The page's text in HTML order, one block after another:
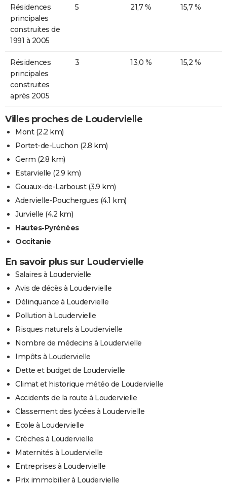
Résidences
principales
construites de
1991 à 2005
5 21,7 % 15,7 %
Résidences
principales
construites
après 2005
3 13,0 % 15,2 %
Villes proches de Loudervielle
Mont(2.2 km)
Portet-de-Luchon (2.8 km)
Germ (2.8 km)
Estarvielle (2.9 km)
Gouaux-de-Larboust(3.9 km)
Adervielle-Pouchergues (4.1 km)
Jurvielle (4.2 km)
Hautes-Pyrénées
Occitanie
En savoir plus sur Loudervielle
Salaires à Loudervielle
Avis de décès à Loudervielle
Délinquance à Loudervielle
Pollution à Loudervielle
Risques naturels à Loudervielle
Nombre de médecins à Loudervielle
Impôts à Loudervielle
Dette et budget de Loudervielle
Climat et historique météo de Loudervielle
Accidents de la route à Loudervielle
Classement des lycées à Loudervielle
Ecole à Loudervielle
Crèches à Loudervielle
Maternités à Loudervielle
Entreprises à Loudervielle
Prix immobilier à Loudervielle